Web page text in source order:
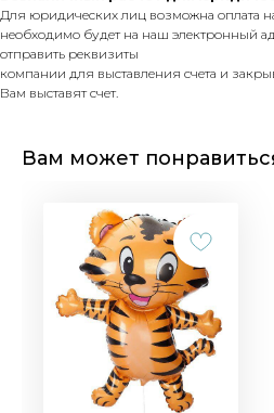
Для юридических лиц возможна оплата
необходимо будет на наш электронный
отправить реквизиты
компании для выставления счета и
Вам выставят счет.
Вам может